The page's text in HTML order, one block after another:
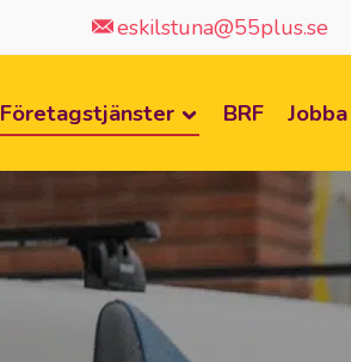
eskilstuna@55plus.se
Företagstjänster BRF